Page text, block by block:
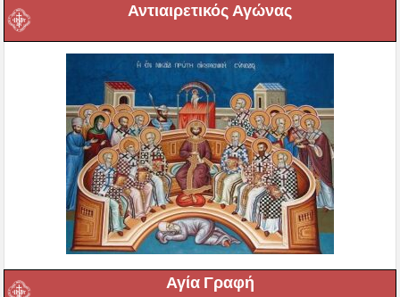
Αντιαιρετικός Αγώνας
Αγία Γραφή